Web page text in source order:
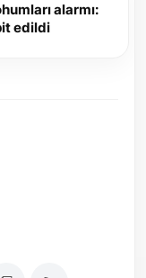
alarmı:
edildi